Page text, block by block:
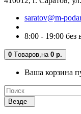
saratov@m-
8:00 - 19:00 без
0 Tоваров, на 0 р.
Ваша корзина
Везде